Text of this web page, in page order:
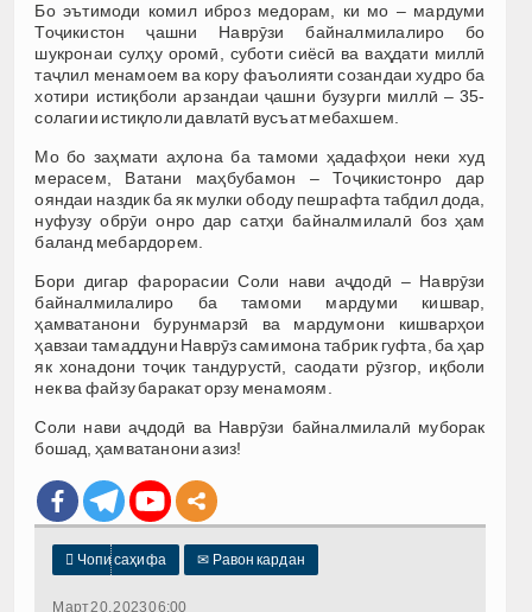
Бо эътимоди комил иброз медорам, ки мо – мардуми
Тоҷикистон ҷашни Наврӯзи байналмилалиро бо
шукронаи сулҳу оромӣ, суботи сиёсӣ ва ваҳдати миллӣ
таҷлил менамоем ва кору фаъолияти созандаи худро ба
хотири истиқболи арзандаи ҷашни бузурги миллӣ – 35-
солагии истиқлоли давлатӣ вусъат мебахшем.
Мо бо заҳмати аҳлона ба тамоми ҳадафҳои неки худ
мерасем, Ватани маҳбубамон – Тоҷикистонро дар
ояндаи наздик ба як мулки ободу пешрафта табдил дода,
нуфузу обрӯи онро дар сатҳи байналмилалӣ боз ҳам
баланд мебардорем.
Бори дигар фарорасии Соли нави аҷдодӣ – Наврӯзи
байналмилалиро ба тамоми мардуми кишвар,
ҳамватанони бурунмарзӣ ва мардумони кишварҳои
ҳавзаи тамаддуни Наврӯз самимона табрик гуфта, ба ҳар
як хонадони тоҷик тандурустӣ, саодати рӯзгор, иқболи
нек ва файзу баракат орзу менамоям.
Соли нави аҷдодӣ ва Наврӯзи байналмилалӣ муборак
бошад, ҳамватанони азиз!
 Чопи саҳифа ✉ Равон кардан
Март 20, 2023 06:00